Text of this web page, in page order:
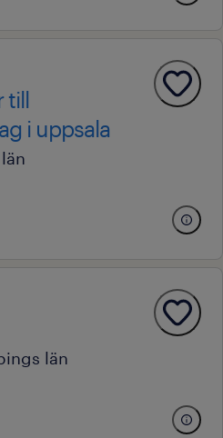
till
i uppsala
län